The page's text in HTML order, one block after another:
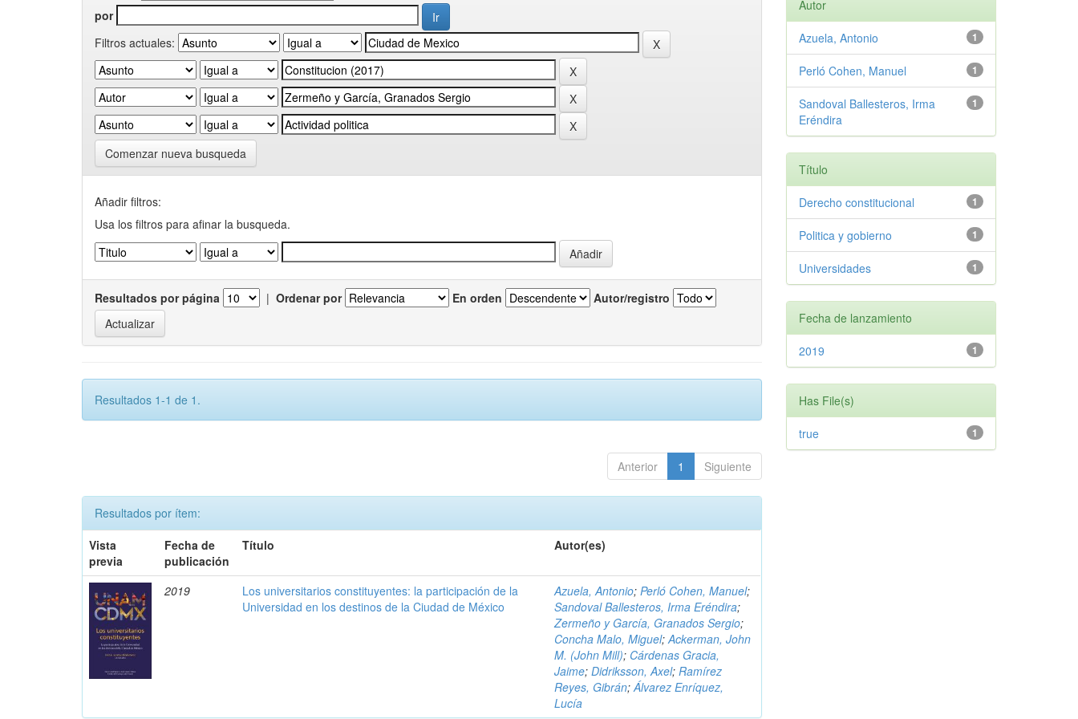
por
Filtros actuales:
Comenzar nueva busqueda
Añadir filtros:
Usa los filtros para afinar la busqueda.
Resultados por página | Ordenar por En orden Autor/registro
Resultados 1-1 de 1.
Anterior 1 Siguiente
Resultados por ítem:
Vista
previa
Fecha de
publicación
Título Autor(es)
2019
Los universitarios constituyentes: la participación de la
Universidad en los destinos de la Ciudad de México
Azuela, Antonio;Perló Cohen, Manuel;
Sandoval Ballesteros, Irma Eréndira;
Zermeño y García, Granados Sergio;
Concha Malo, Miguel;Ackerman, John
M. (John Mill); Cárdenas Gracia,
Jaime;Didriksson, Axel;Ramírez
Reyes, Gibrán;Álvarez Enríquez,
Lucía
Autor
1
Azuela, Antonio
1
Perló Cohen, Manuel
1
Sandoval Ballesteros, Irma
Eréndira
Título
1
Derecho constitucional
1
Politica y gobierno
1
Universidades
Fecha de lanzamiento
1
2019
Has File(s)
1
true